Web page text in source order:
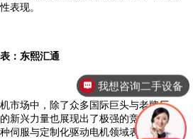
表现。
：东熙汇通
场中，除了众多国际巨头与老牌厂
新兴力量也展现出了极强的竞争力。以
伺服与定制化驱动电机领域表现出了显
我想咨询设备租赁